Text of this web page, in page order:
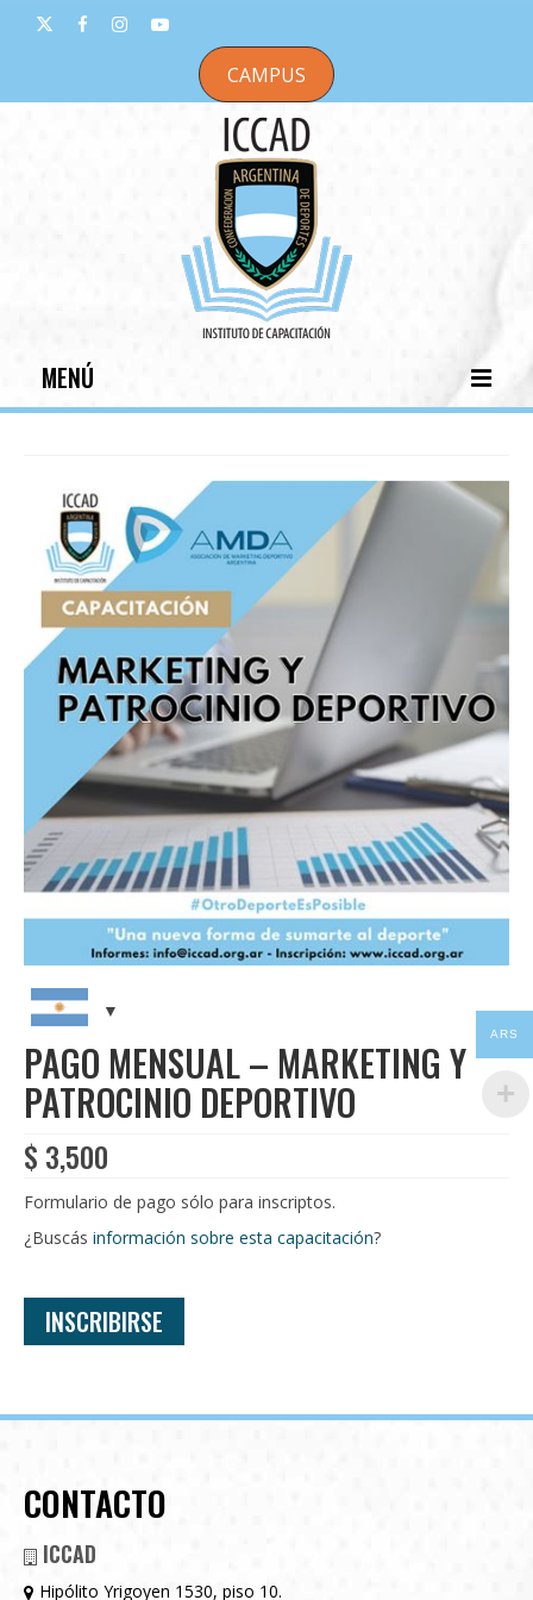
CAMPUS
MENÚ
INSTITUCIONAL
CAPACITACIONES
NOTICIAS
CONTACTO
PAGO MENSUAL – MARKETING Y
PATROCINIO DEPORTIVO
$ 3,500
Formulario de pago sólo para inscriptos.
¿Buscás información sobre esta capacitación?
INSCRIBIRSE
CONTACTO
ICCAD
Hipólito Yrigoyen 1530, piso 10.
ARS